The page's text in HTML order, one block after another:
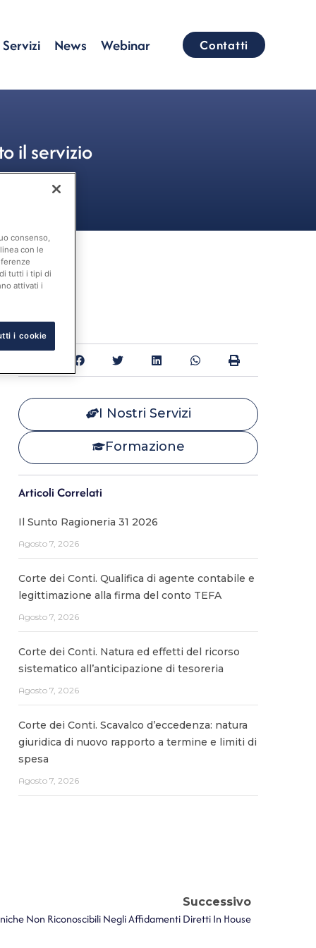
Servizi News Webinar Contatti
il servizio
Condividi:
I Nostri Servizi
Formazione
Articoli Correlati
Il Sunto Ragioneria 31 2026
Agosto 7, 2026
Corte dei Conti. Qualifica di agente contabile e
legittimazione alla firma del conto TEFA
Agosto 7, 2026
Corte dei Conti. Natura ed effetti del ricorso
sistematico all’anticipazione di tesoreria
Agosto 7, 2026
Corte dei Conti. Scavalco d’eccedenza: natura
giuridica di nuovo rapporto a termine e limiti di
spesa
Agosto 7, 2026
Successivo
Non Riconoscibili Negli Affidamenti Diretti In House
consenso,
con le
tutti i tipi di
attivati i
i cookie